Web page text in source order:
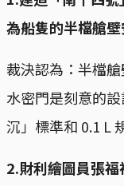
為船隻的半檔艙
裁決認為：半檔
水密門是刻意的
沉」標準和 0.1 L
2.財利繪圖員張